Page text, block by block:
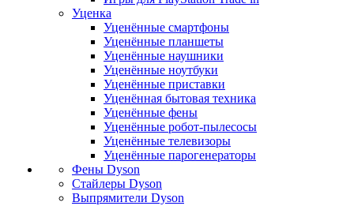
Уценка
Уценённые смартфоны
Уценённые планшеты
Уценённые наушники
Уценённые ноутбуки
Уценённые приставки
Уценённая бытовая техника
Уценённые фены
Уценённые робот-пылесосы
Уценённые телевизоры
Уценённые парогенераторы
Фены Dyson
Стайлеры Dyson
Выпрямители Dyson